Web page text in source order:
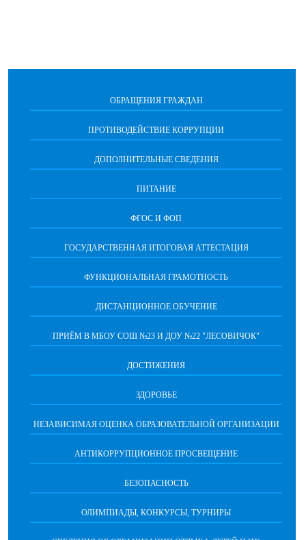
ОБРАЩЕНИЯ ГРАЖДАН
ПРОТИВОДЕЙСТВИЕ КОРРУПЦИИ
ДОПОЛНИТЕЛЬНЫЕ СВЕДЕНИЯ
ПИТАНИЕ
ФГОС И ФОП
ГОСУДАРСТВЕННАЯ ИТОГОВАЯ АТТЕСТАЦИЯ
ФУНКЦИОНАЛЬНАЯ ГРАМОТНОСТЬ
ДИСТАНЦИОННОЕ ОБУЧЕНИЕ
ПРИЁМ В МБОУ СОШ №23 И ДОУ №22 "ЛЕСОВИЧОК"
ДОСТИЖЕНИЯ
ЗДОРОВЬЕ
НЕЗАВИСИМАЯ ОЦЕНКА ОБРАЗОВАТЕЛЬНОЙ ОРГАНИЗАЦИИ
АНТИКОРРУПЦИОННОЕ ПРОСВЕЩЕНИЕ
БЕЗОПАСНОСТЬ
ОЛИМПИАДЫ, КОНКУРСЫ, ТУРНИРЫ